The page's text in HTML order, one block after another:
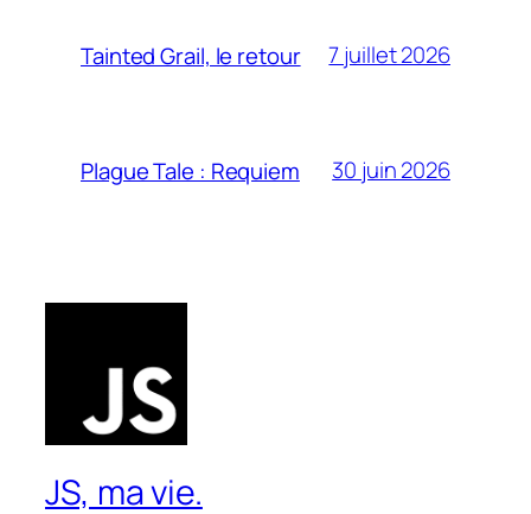
Tainted Grail, le retour 7 juillet 2026
Plague Tale : Requiem 30 juin 2026
JS, ma vie.